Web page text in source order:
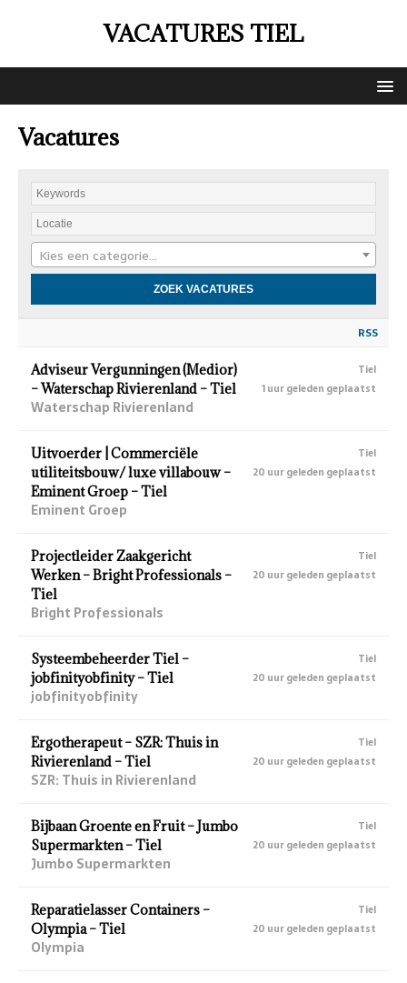
VACATURES TIEL
Vacatures
Kies een categorie…
RSS
Adviseur Vergunningen (Medior)
– Waterschap Rivierenland – Tiel
Waterschap Rivierenland
Tiel
1 uur geleden geplaatst
Uitvoerder | Commerciële
utiliteitsbouw/ luxe villabouw –
Eminent Groep – Tiel
Eminent Groep
Tiel
20 uur geleden geplaatst
Projectleider Zaakgericht
Werken – Bright Professionals –
Tiel
Bright Professionals
Tiel
20 uur geleden geplaatst
Systeembeheerder Tiel –
jobfinityobfinity – Tiel
jobfinityobfinity
Tiel
20 uur geleden geplaatst
Ergotherapeut – SZR: Thuis in
Rivierenland – Tiel
SZR: Thuis in Rivierenland
Tiel
20 uur geleden geplaatst
Bijbaan Groente en Fruit – Jumbo
Supermarkten – Tiel
Jumbo Supermarkten
Tiel
20 uur geleden geplaatst
Reparatielasser Containers –
Olympia – Tiel
Olympia
Tiel
20 uur geleden geplaatst